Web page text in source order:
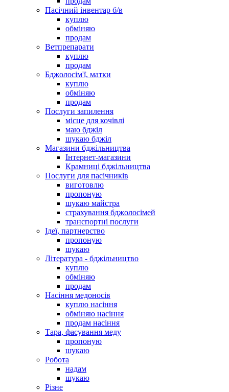
Пасічний інвентар б/в
куплю
обміняю
продам
Ветпрепарати
куплю
продам
Бджолосім'ї, матки
куплю
обміняю
продам
Послуги запилення
місце для кочівлі
маю бджіл
шукаю бджіл
Магазини бджільництва
Інтернет-магазини
Крамниці бджільництва
Послуги для пасічників
виготовлю
пропоную
шукаю майстра
страхування бджолосімей
транспортні послуги
Ідеї, партнерство
пропоную
шукаю
Література - бджільництво
куплю
обміняю
продам
Насіння медоносів
куплю насіння
обміняю насіння
продам насіння
Тара, фасування меду
пропоную
шукаю
Робота
надам
шукаю
Різне